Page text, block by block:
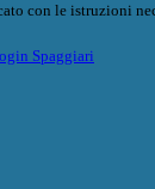
con le istruzioni
Spaggiari